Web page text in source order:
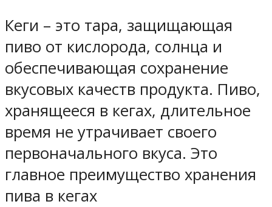
Кеги – это тара, защищающая
пиво от кислорода, солнца и
обеспечивающая сохранение
вкусовых качеств продукта. Пиво,
хранящееся в кегах, длительное
время не утрачивает своего
первоначального вкуса. Это
главное преимущество хранения
пива в кегах